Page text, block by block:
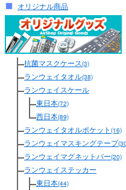
オリジナル商品
抗菌マスクケース(3)
ランウェイタオル(38)
ランウェイスケール
東日本(72)
西日本(89)
ランウェイタオルポケット (16)
ランウェイマスキングテープ
ランウェイマグネットバー(20)
ランウェイステッカー
東日本(44)